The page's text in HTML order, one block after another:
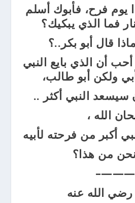
يوم فرح، فأبوك أسلم
فما الذي يبكيك؟
ماذا قال أبو بكر..؟
أن الذي بايع النبي
ولكن أبو طالب،
سيسعد النبي أكثر ..
الله ،
أكبر من فرحته لأبيه
من هذا؟
———–
رضي الله عنه